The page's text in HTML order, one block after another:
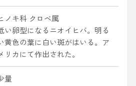
ノキ科 クロベ属
い卵型になるニオイヒバ。明る
黄色の葉に白い斑がはいる。ア
リカにて作出された。
量